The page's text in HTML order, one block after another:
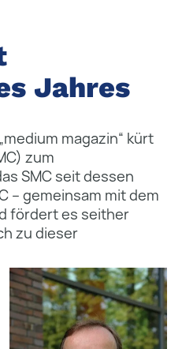
Jahres
magazin“ kürt
zum
SMC seit dessen
– gemeinsam mit dem
fördert es seither
zu dieser